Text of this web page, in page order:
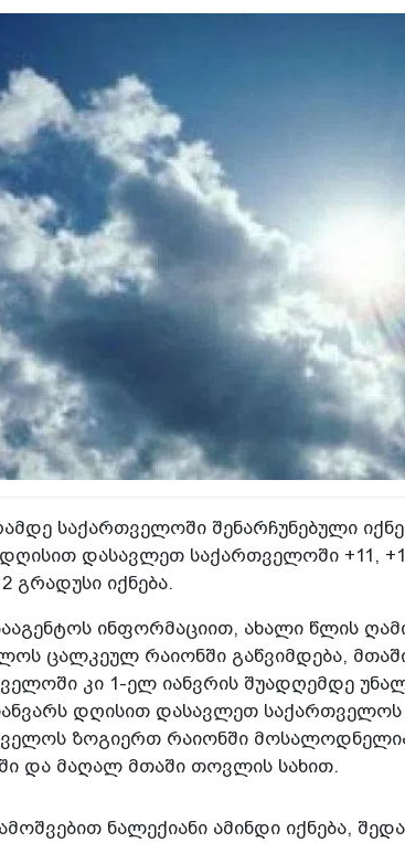
საქართველოში შენარჩუნებული
დღისით დასავლეთ საქართველოში +11,
გრადუსი იქნება.
ინფორმაციით, ახალი წლის
ცალკეულ რაიონში გაწვიმდება,
კი 1-ელ იანვრის შუადღემდე
დღისით დასავლეთ საქართველოს
ზოგიერთ რაიონში
და მაღალ მთაში თოვლის სახით.
ნალექიანი ამინდი იქნება,